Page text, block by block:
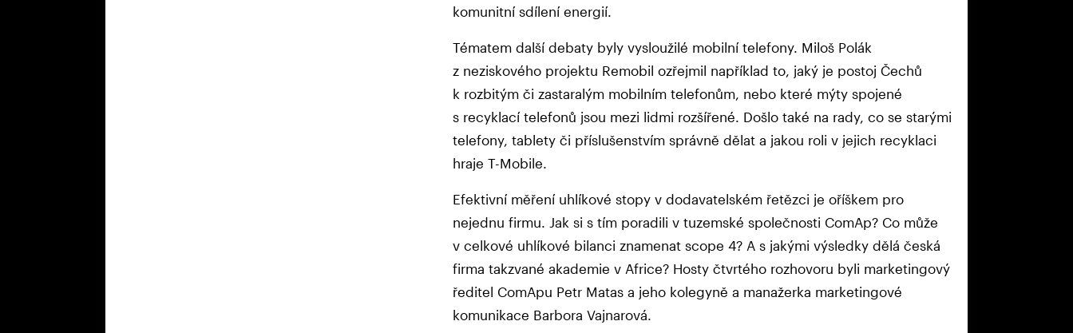
komunitní sdílení energií.
Tématem další debaty byly vysloužilé mobilní telefony. Miloš Polák
z neziskového projektu Remobil ozřejmil například to, jaký je postoj Čechů
k rozbitým či zastaralým mobilním telefonům, nebo které mýty spojené
s recyklací telefonů jsou mezi lidmi rozšířené. Došlo také na rady, co se starými
telefony, tablety či příslušenstvím správně dělat a jakou roli v jejich recyklaci
hraje T-Mobile.
Efektivní měření uhlíkové stopy v dodavatelském řetězci je oříškem pro
nejednu firmu. Jak si s tím poradili v tuzemské společnosti ComAp? Co může
v celkové uhlíkové bilanci znamenat scope 4? A s jakými výsledky dělá česká
firma takzvané akademie v Africe? Hosty čtvrtého rozhovoru byli marketingový
ředitel ComApu Petr Matas a jeho kolegyně a manažerka marketingové
komunikace Barbora Vajnarová.